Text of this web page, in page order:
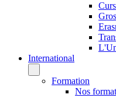
International
Formation
Nos